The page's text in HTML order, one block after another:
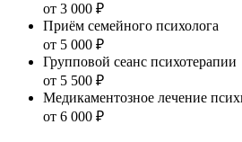
от 3 000 ₽
Приём семейного психолога
от 5 000 ₽
Групповой сеанс психотерапии
от 5 500 ₽
Медикаментозное лечение
от 6 000 ₽